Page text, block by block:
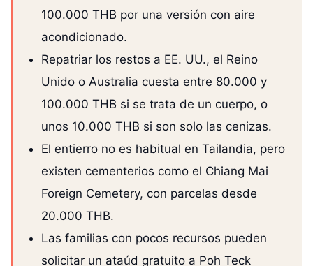
100.000 THB por una versión con aire
acondicionado.
Repatriar los restos a EE. UU., el Reino
Unido o Australia cuesta entre 80.000 y
100.000 THB si se trata de un cuerpo, o
unos 10.000 THB si son solo las cenizas.
El entierro no es habitual en Tailandia, pero
existen cementerios como el Chiang Mai
Foreign Cemetery, con parcelas desde
20.000 THB.
Las familias con pocos recursos pueden
solicitar un ataúd gratuito a Poh Teck